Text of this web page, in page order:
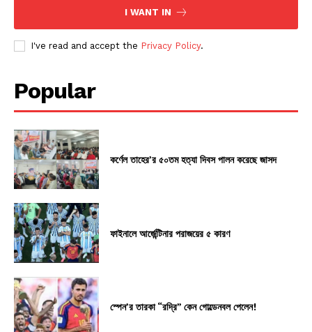
I WANT IN
I've read and accept the Privacy Policy.
Popular
কর্ণেল তাহের’র ৫০তম হত্যা দিবস পালন করেছে জাসদ
ফাইনালে আর্জেন্টিনার পরাজয়ের ৫ কারণ
স্পেন’র তারকা “রদ্রি” কেন গোল্ডেনবল পেলেন!